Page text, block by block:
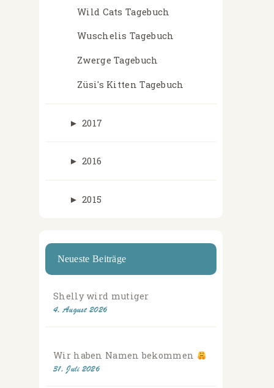
Wild Cats Tagebuch
Wuschelis Tagebuch
Zwerge Tagebuch
Züsi's Kitten Tagebuch
► 2017
► 2016
► 2015
Neueste Beiträge
Shelly wird mutiger
4. August 2026
Wir haben Namen bekommen
31. Juli 2026